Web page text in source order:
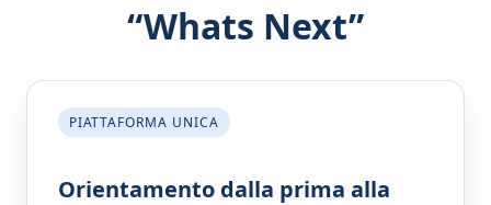
“Whats Next”
PIATTAFORMA UNICA
Orientamento dalla prima alla